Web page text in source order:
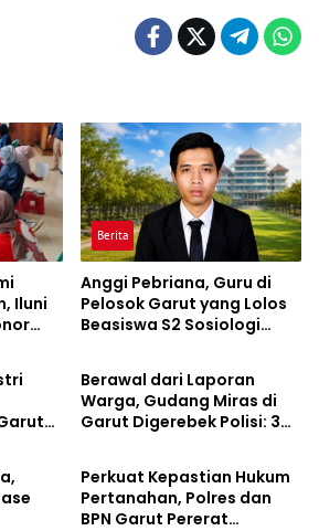
Iluni
Berita
Anggi Pebriana, Guru di
Pelosok Garut yang Lolos
Beasiswa S2 Sosiologi
Berita
Berawal dari Laporan
Warga, Gudang Miras di
Garut Digerebek Polisi: 308
Berita
Perkuat Kepastian Hukum
Pertanahan, Polres dan
BPN Garut Pererat